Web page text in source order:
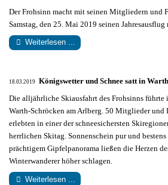
Der Frohsinn macht mit seinen Mitgliedern und
Samstag, den 25. Mai 2019 seinen Jahresausflug
Weiterlesen ...
18.03.2019 Königswetter und Schnee satt in
Die alljährliche Skiausfahrt des Frohsinns führte
Warth-Schröcken am Arlberg. 50 Mitglieder und
erlebten in einer der schneesichersten
herrlichen Skitag. Sonnenschein pur und
prächtigem Gipfelpanorama ließen die Herzen
Winterwanderer höher schlagen.
Weiterlesen ...